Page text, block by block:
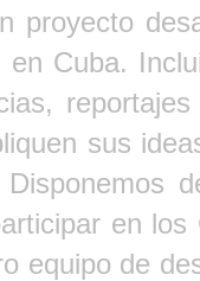
proyecto
Cuba.
sus
en
equipo de